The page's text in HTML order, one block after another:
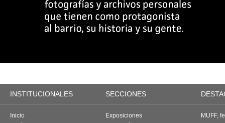
INSTITUCIONALES SECCIONES
Inicio
Exposiciones
MUFF,